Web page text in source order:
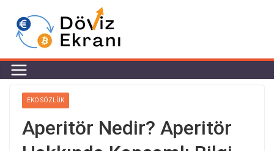
EKO SÖZLÜK
Aperitör Nedir? Aperitör